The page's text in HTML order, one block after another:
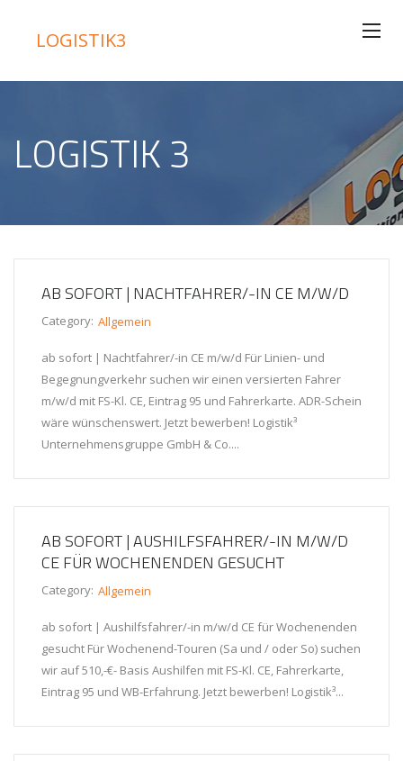
LOGISTIK3
LOGISTIK 3
AB SOFORT | NACHTFAHRER/-IN CE M/W/D
Category: Allgemein
ab sofort | Nachtfahrer/-in CE m/w/d Für Linien- und
Begegnungverkehr suchen wir einen versierten Fahrer
m/w/d mit FS-Kl. CE, Eintrag 95 und Fahrerkarte. ADR-Schein
wäre wünschenswert. Jetzt bewerben! Logistik³
Unternehmensgruppe GmbH & Co....
AB SOFORT | AUSHILFSFAHRER/-IN M/W/D
CE FÜR WOCHENENDEN GESUCHT
Category: Allgemein
ab sofort | Aushilfsfahrer/-in m/w/d CE für Wochenenden
gesucht Für Wochenend-Touren (Sa und / oder So) suchen
wir auf 510,-€- Basis Aushilfen mit FS-Kl. CE, Fahrerkarte,
Eintrag 95 und WB-Erfahrung. Jetzt bewerben! Logistik³...